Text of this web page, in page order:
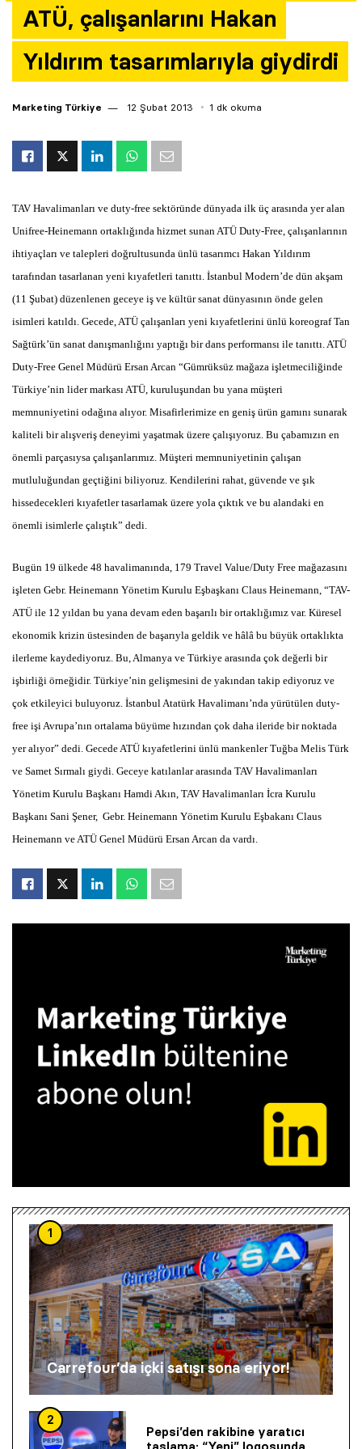
ATÜ, çalışanlarını Hakan
Yıldırım tasarımlarıyla giydirdi
Marketing Türkiye 12 Şubat 2013 1 dk okuma
TAV Havalimanları ve duty-free sektöründe dünyada ilk üç arasında yer alan
Unifree-Heinemann ortaklığında hizmet sunan ATÜ Duty-Free, çalışanlarının
ihtiyaçları ve talepleri doğrultusunda ünlü tasarımcı Hakan Yıldırım
tarafından tasarlanan yeni kıyafetleri tanıttı. İstanbul Modern’de dün akşam
(11 Şubat) düzenlenen geceye iş ve kültür sanat dünyasının önde gelen
isimleri katıldı. Gecede, ATÜ çalışanları yeni kıyafetlerini ünlü koreograf Tan
Sağtürk’ün sanat danışmanlığını yaptığı bir dans performansı ile tanıttı. ATÜ
Duty-Free Genel Müdürü Ersan Arcan “Gümrüksüz mağaza işletmeciliğinde
Türkiye’nin lider markası ATÜ, kuruluşundan bu yana müşteri
memnuniyetini odağına alıyor. Misafirlerimize en geniş ürün gamını sunarak
kaliteli bir alışveriş deneyimi yaşatmak üzere çalışıyoruz. Bu çabamızın en
önemli parçasıysa çalışanlarımız. Müşteri memnuniyetinin çalışan
mutluluğundan geçtiğini biliyoruz. Kendilerini rahat, güvende ve şık
hissedecekleri kıyafetler tasarlamak üzere yola çıktık ve bu alandaki en
önemli isimlerle çalıştık” dedi.
Bugün 19 ülkede 48 havalimanında, 179 Travel Value/Duty Free mağazasını
işleten Gebr. Heinemann Yönetim Kurulu Eşbaşkanı Claus Heinemann, “TAV-
ATÜ ile 12 yıldan bu yana devam eden başarılı bir ortaklığımız var. Küresel
ekonomik krizin üstesinden de başarıyla geldik ve hâlâ bu büyük ortaklıkta
ilerleme kaydediyoruz. Bu, Almanya ve Türkiye arasında çok değerli bir
işbirliği örneğidir. Türkiye’nin gelişmesini de yakından takip ediyoruz ve
çok etkileyici buluyoruz. İstanbul Atatürk Havalimanı’nda yürütülen duty-
free işi Avrupa’nın ortalama büyüme hızından çok daha ileride bir noktada
yer alıyor” dedi. Gecede ATÜ kıyafetlerini ünlü mankenler Tuğba Melis Türk
ve Samet Sırmalı giydi. Geceye katılanlar arasında TAV Havalimanları
Yönetim Kurulu Başkanı Hamdi Akın, TAV Havalimanları İcra Kurulu
Başkanı Sani Şener, Gebr. Heinemann Yönetim Kurulu Eşbakanı Claus
Heinemann ve ATÜ Genel Müdürü Ersan Arcan da vardı.
1
Carrefour’da içki satışı sona eriyor!
2
Pepsi’den rakibine yaratıcı
Yazarlar
Araştırma